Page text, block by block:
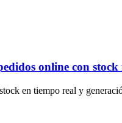
online con
en tiempo real y